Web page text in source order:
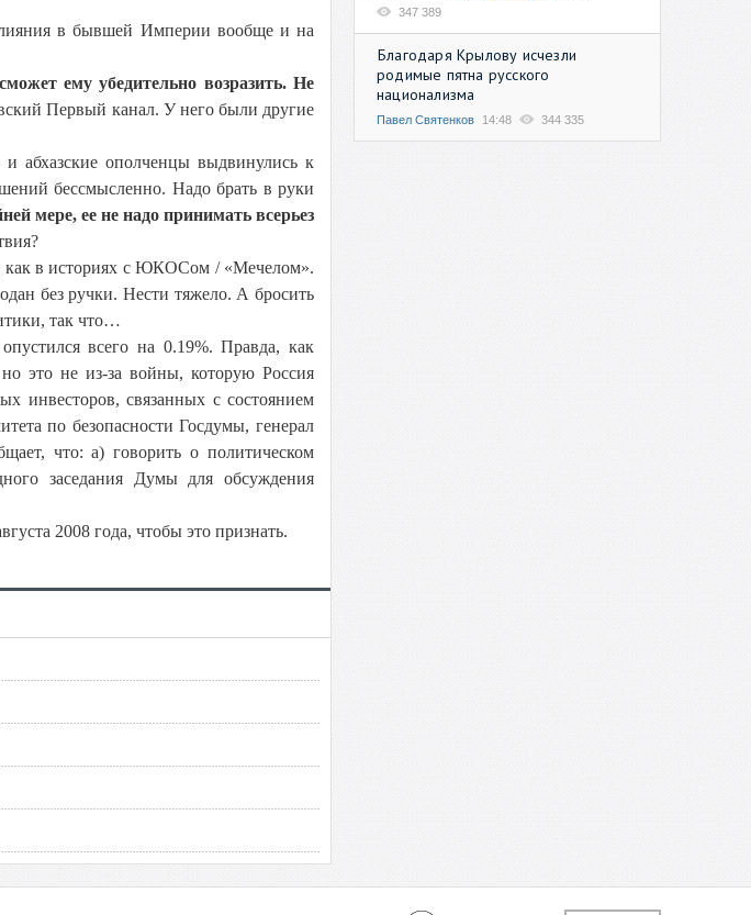
в бывшей Империи вообще и на
ему убедительно возразить. Не
Первый канал. У него были другие
абхазские ополченцы выдвинулись к
бессмысленно. Надо брать в руки
мере, ее не надо принимать всерьез
как в историях с ЮКОСом / «Мечелом».
без ручки. Нести тяжело. А бросить
так что…
всего на 0.19%. Правда, как
это не из-за войны, которую Россия
инвесторов, связанных с состоянием
по безопасности Госдумы, генерал
что: а) говорить о политическом
заседания Думы для обсуждения
2008 года, чтобы это признать.
347 389
Благодаря Крылову исчезли
родимые пятна русского
национализма
Павел Святенков 14:48 344 335